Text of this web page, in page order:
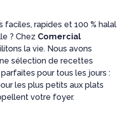
faciles, rapides et 100 % halal
? Chez Comercial
la vie. Nous avons
sélection de recettes
pour tous les jours :
les plus petits aux plats
votre foyer.